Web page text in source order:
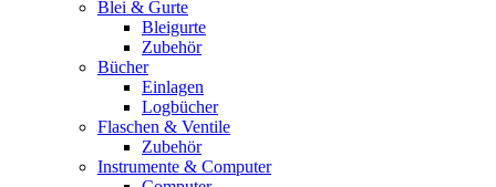
Blei & Gurte
Bleigurte
Zubehör
Bücher
Einlagen
Logbücher
Flaschen & Ventile
Zubehör
Instrumente & Computer